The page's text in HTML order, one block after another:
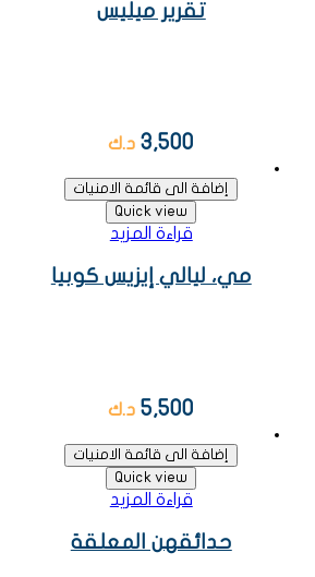
تقرير ميليس
3,500 د.ك
إضافة الى قائمة الامنيات
Quick view
قراءة المزيد
مي، ليالي إيزيس كوبيا
5,500 د.ك
إضافة الى قائمة الامنيات
Quick view
قراءة المزيد
حدائقهن المعلقة